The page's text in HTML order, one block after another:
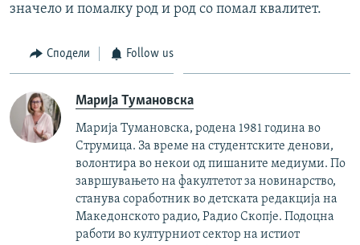
значело и помалку род и род со помал квалитет.
Сподели Follow us
Марија Тумановска
Марија Тумановска, родена 1981 година во
Струмица. За време на студентските денови,
волонтира во некои од пишаните медиуми. По
завршувањето на факултетот за новинарство,
станува соработник во детската редакција на
Македонското радио, Радио Скопје. Подоцна
работи во културниот сектор на истиот